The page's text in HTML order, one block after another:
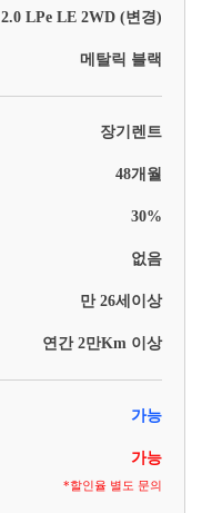
2.0 LPe LE 2WD (변경)
메탈릭 블랙
장기렌트
48개월
30%
없음
만 26세이상
연간 2만Km 이상
가능
가능
*할인율 별도 문의